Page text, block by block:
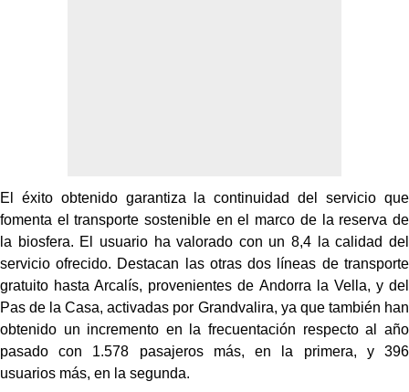
El éxito obtenido garantiza la continuidad del servicio que
fomenta el transporte sostenible en el marco de la reserva de
la biosfera. El usuario ha valorado con un 8,4 la calidad del
servicio ofrecido. Destacan las otras dos líneas de transporte
gratuito hasta Arcalís, provenientes de Andorra la Vella, y del
Pas de la Casa, activadas por Grandvalira, ya que también han
obtenido un incremento en la frecuentación respecto al año
pasado con 1.578 pasajeros más, en la primera, y 396
usuarios más, en la segunda.